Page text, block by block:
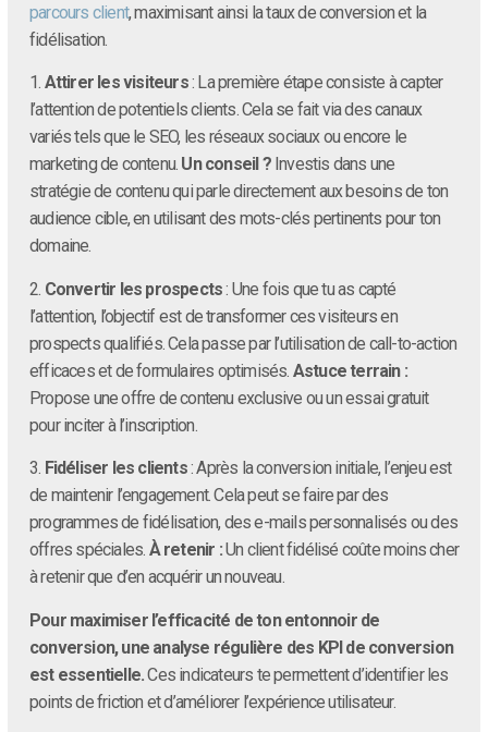
parcours client, maximisant ainsi la taux de conversion et la
fidélisation.
1. Attirer les visiteurs: La première étape consiste à capter
l’attention de potentiels clients. Cela se fait via des canaux
variés tels que le SEO, les réseaux sociaux ou encore le
marketing de contenu. Un conseil ?Investis dans une
stratégie de contenu qui parle directement aux besoins de ton
audience cible, en utilisant des mots-clés pertinents pour ton
domaine.
2. Convertir les prospects: Une fois que tu as capté
l’attention, l’objectif est de transformer ces visiteurs en
prospects qualifiés. Cela passe par l’utilisation de call-to-action
efficaces et de formulaires optimisés. Astuce terrain :
Propose une offre de contenu exclusive ou un essai gratuit
pour inciter à l’inscription.
3. Fidéliser les clients: Après la conversion initiale, l’enjeu est
de maintenir l’engagement. Cela peut se faire par des
programmes de fidélisation, des e-mails personnalisés ou des
offres spéciales. À retenir :Un client fidélisé coûte moins cher
à retenir que d’en acquérir un nouveau.
Pour maximiser l’efficacité de ton entonnoir de
conversion, une analyse régulière des KPI de conversion
est essentielle.Ces indicateurs te permettent d’identifier les
points de friction et d’améliorer l’expérience utilisateur.